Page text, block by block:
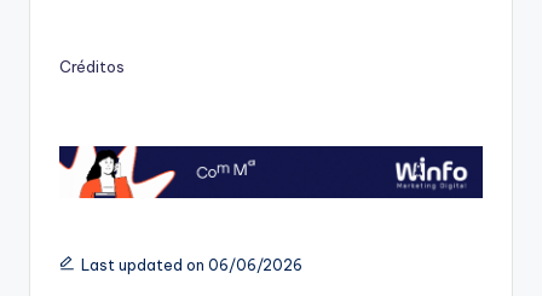
Créditos
Last updated on 06/06/2026